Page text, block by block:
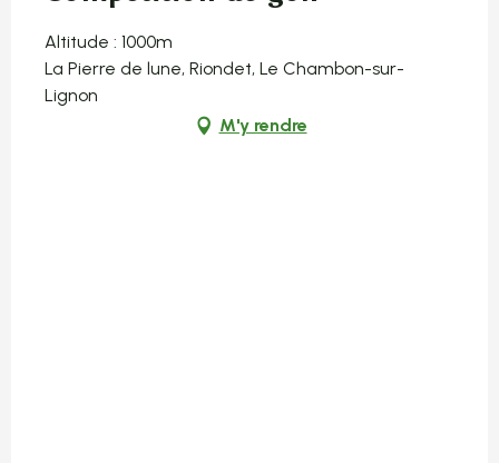
Altitude : 1000m
La Pierre de lune, Riondet, Le Chambon-sur-
Lignon
M'y rendre